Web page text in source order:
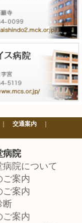
交通案内 ｜
病院
病院について
ご案内
ご案内
断
ご案内